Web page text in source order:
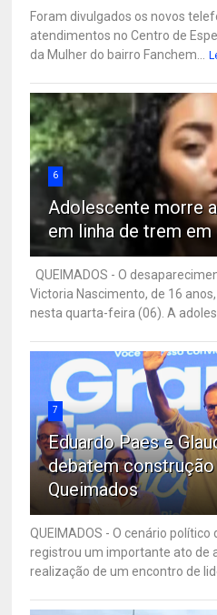
Foram divulgados os novos
atendimentos no Centro de
da Mulher do bairro Fanchem...
6
Adolescente morre
em linha de trem em
QUEIMADOS - O
Victoria Nascimento, de 16
nesta quarta-feira (06). A
7
Eduardo Paes e
debatem
Queimados
QUEIMADOS - O cenário
registrou um importante ato de
realização de um encontro de